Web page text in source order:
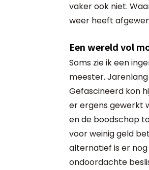
vaker ook niet.
weer heeft
Een wereld vol
Soms zie ik een
meester.
Gefascineerd kon
er ergens gewerkt
en de boodschap
voor weinig geld
alternatief is er
ondoordachte